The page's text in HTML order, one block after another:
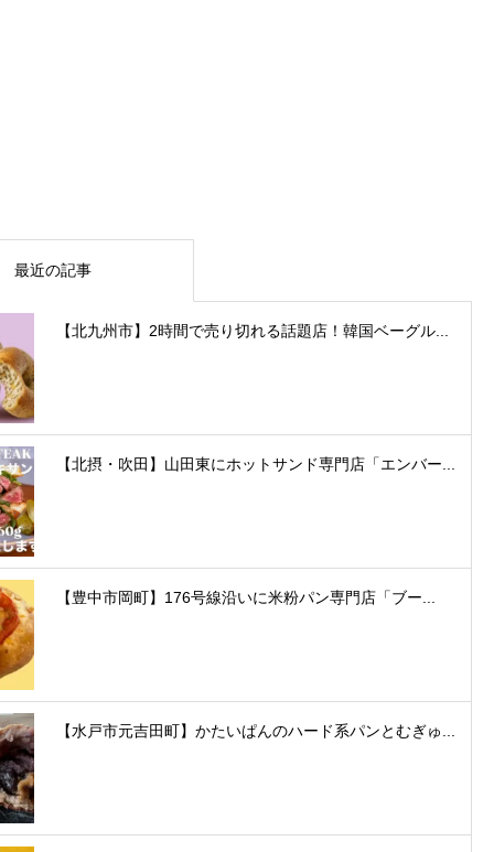
最近の記事
【北九州市】2時間で売り切れる話題店！韓国ベーグル...
【北摂・吹田】山田東にホットサンド専門店「エンバー...
【豊中市岡町】176号線沿いに米粉パン専門店「ブー...
【水戸市元吉田町】かたいぱんのハード系パンとむぎゅ...